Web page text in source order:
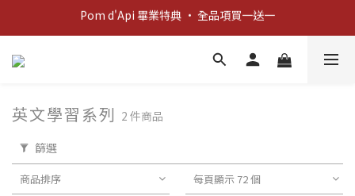
新客歡迎禮：輸入 "welcome10" 享首單九折！
Pom d'Api 畢業特典 · 全品項買一送一
英文學習系列 2 件商品
篩選
商品排序 每頁顯示 72 個